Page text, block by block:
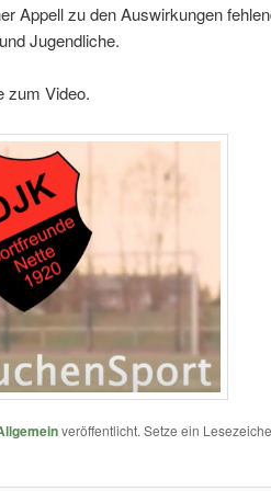
Appell zu den Auswirkungen
Jugendliche.
zum Video.
veröffentlicht. Setze ein